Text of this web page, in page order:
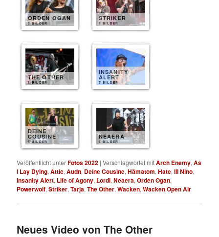
ORDEN OGAN
8 BILDER
STRIKER
8 BILDER
THE OTHER
8 BILDER
INSANITY
ALERT
7 BILDER
DEINE
COUSINE
5 BILDER
NEAERA
5 BILDER
Veröffentlicht unterFotos 2022 |Verschlagwortet mitArch Enemy,As
I Lay Dying,Attic,Audn, Deine Cousine,Hämatom,Hate,Ill Nino,
Insanity Alert, Life of Agony, Lordi,Neaera,Orden Ogan,
Powerwolf,Striker,Tarja,The Other,Wacken,Wacken Open Air
Neues Video von The Other